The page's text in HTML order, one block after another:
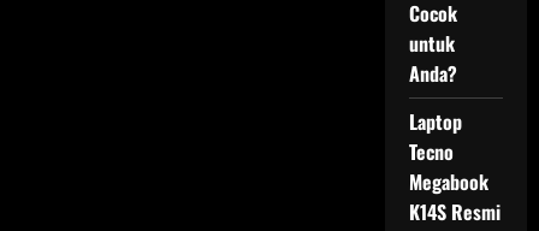
Cocok
untuk
Anda?
Laptop
Tecno
Megabook
K14S Resmi